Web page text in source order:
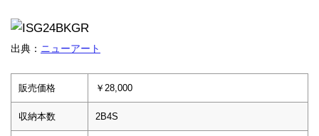
出典： ニューアート
販売価格 ￥28,000
収納本数 2B4S